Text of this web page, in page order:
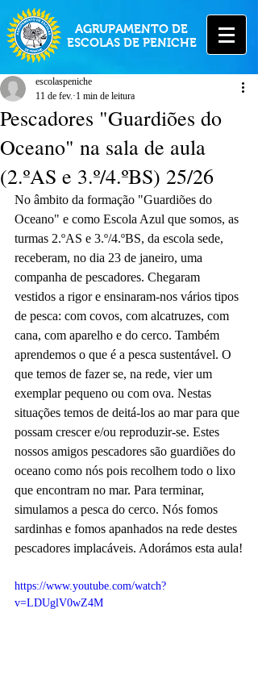
AGRUPAMENTO DE
ESCOLAS DE PENICHE
Pescadores "Guardiões do
Oceano" na sala de aula
(2.ºAS e 3.º/4.ºBS) 25/26
escolaspeniche
11 de fev. 1 min de leitura
No âmbito da formação "Guardiões do
Oceano" e como Escola Azul que somos, as
turmas 2.ºAS e 3.º/4.ºBS, da escola sede,
receberam, no dia 23 de janeiro, uma
companha de pescadores. Chegaram
vestidos a rigor e ensinaram-nos vários tipos
de pesca: com covos, com alcatruzes, com
cana, com aparelho e do cerco. Também
aprendemos o que é a pesca sustentável. O
que temos de fazer se, na rede, vier um
exemplar pequeno ou com ova. Nestas
situações temos de deitá-los ao mar para que
possam crescer e/ou reproduzir-se. Estes
nossos amigos pescadores são guardiões do
oceano como nós pois recolhem todo o lixo
que encontram no mar. Para terminar,
simulamos a pesca do cerco. Nós fomos
sardinhas e fomos apanhados na rede destes
pescadores implacáveis. Adorámos esta aula!
https://www.youtube.com/watch?
v=LDUglV0wZ4M